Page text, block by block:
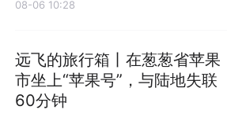
08-06 10:28
远飞的旅行箱丨在葱葱省苹果
市坐上“苹果号”，与陆地失联
60分钟